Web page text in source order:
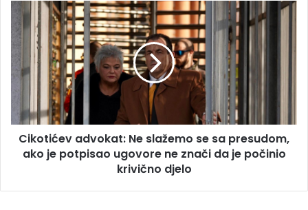
Cikotićev
advokat:
Ne
slažemo
se
sa
presudom,
ako
je
potpisao
ugovore
da
Cikotićev advokat: Ne slažemo se sa presudom,
ako je potpisao ugovore ne znači da je počinio
krivično djelo